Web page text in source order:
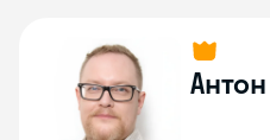
Антон